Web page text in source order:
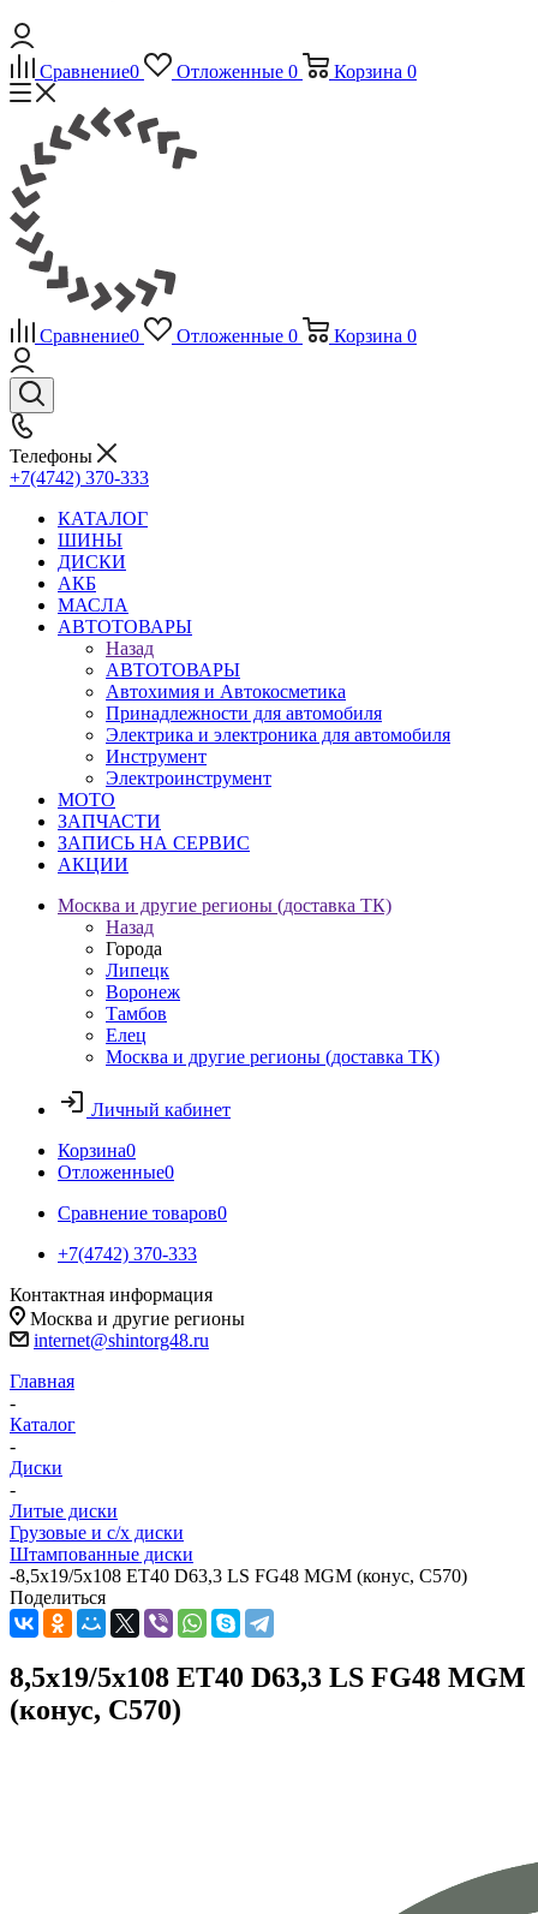
Сравнение0 Отложенные 0 Корзина 0
Сравнение0 Отложенные 0 Корзина 0
Телефоны
+7(4742) 370-333
КАТАЛОГ
ШИНЫ
ДИСКИ
АКБ
МАСЛА
АВТОТОВАРЫ
Назад
АВТОТОВАРЫ
Автохимия и Автокосметика
Принадлежности для автомобиля
Электрика и электроника для автомобиля
Инструмент
Электроинструмент
МОТО
ЗАПЧАСТИ
ЗАПИСЬ НА СЕРВИС
АКЦИИ
Москва и другие регионы (доставка ТК)
Назад
Города
Липецк
Воронеж
Тамбов
Елец
Москва и другие регионы (доставка ТК)
Личный кабинет
Корзина0
Отложенные0
Сравнение товаров0
+7(4742) 370-333
Контактная информация
Москва и другие регионы
internet@shintorg48.ru
Главная
-
Каталог
-
Диски
-
Литые диски
Грузовые и с/х диски
Штампованные диски
-8,5x19/5x108 ET40 D63,3 LS FG48 MGM (конус, C570)
Поделиться
8,5x19/5x108 ET40 D63,3 LS FG48 MGM
(конус, C570)